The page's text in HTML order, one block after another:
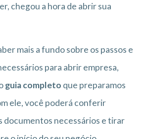
chegou a hora de abrir sua
mais a fundo sobre os passos e
para abrir empresa,
guia completo que preparamos
ele, você poderá conferir
documentos necessários e tirar